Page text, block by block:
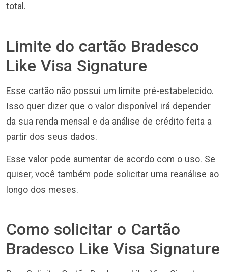
total.
Limite do cartão Bradesco
Like Visa Signature
Esse cartão não possui um limite pré-estabelecido.
Isso quer dizer que o valor disponível irá depender
da sua renda mensal e da análise de crédito feita a
partir dos seus dados.
Esse valor pode aumentar de acordo com o uso. Se
quiser, você também pode solicitar uma reanálise ao
longo dos meses.
Como solicitar o Cartão
Bradesco Like Visa Signature